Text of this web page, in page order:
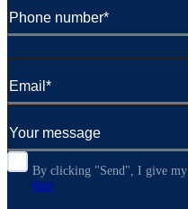
By clicking "Send", I give my
data